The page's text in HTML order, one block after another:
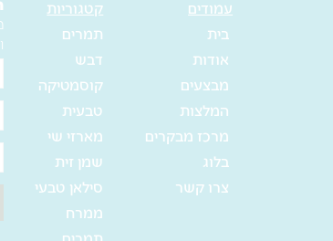
עמודים
בית
אודות
מבצעים
המלצות
מרכז מבקרים
בלוג
צרו קשר
קטגוריות
תמרים
דבש
קוסמטיקה
טבעית
מארזי שי
שמן זית
סילאן טבעי
ממרח
תמרים